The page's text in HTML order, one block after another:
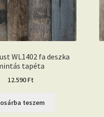
WL1402 fa deszka
tapéta
12.590Ft
teszem